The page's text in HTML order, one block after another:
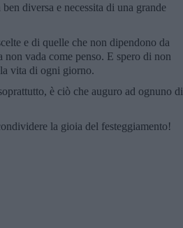
diversa e necessita di una grande
e di quelle che non dipendono da
non vada come penso. E spero di non
vita di ogni giorno.
è ciò che auguro ad ognuno di
la gioia del festeggiamento!